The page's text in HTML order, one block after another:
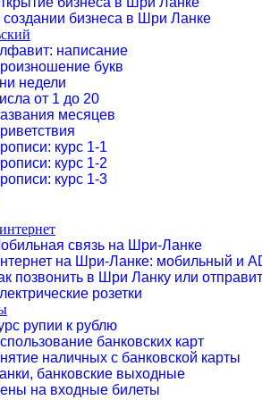
бизнеса в Шри Ланке
написание
букв
недели
от 1 до 20
месяцев
курс 1-1
курс 1-2
курс 1-3
связь на Шри-Ланке
на Шри-Ланке: мобильный и
позвонить в Шри Ланку или
розетки
рупии к рублю
банковских карт
наличных с банковской карты
банковские выходные
на входные билеты